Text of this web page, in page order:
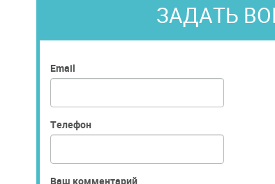
ЗАДАТЬ
Email
Телефон
Ваш комментарий